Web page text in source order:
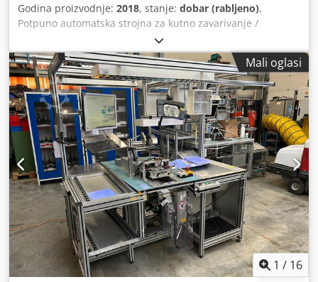
Godina proizvodnje: 2018, stanje: dobar (rabljeno),
Potpuno automatska strojna za kutno zavarivanje /
Potpuno automatska strojna za bočno zavarivanje
Proizvođač: Diez Tip: AWS-C 9070 CS Godina proizvodnje:
2018 Stroj za termo shrink foliju Proizvođač: Diez Tip: HTC
122-40D Godina proizvodnje: 2018 Stranica upravljača: S
lijeve strane, gledajući u smjeru kretanja Širina prolaza:
približno 600 mm Visina prolaza: približno 190 mm Duljina
zavara: približno 900 mm Radna visina / visina trake na
ulazu i izlazu: približno 860 mm + 100 mm Dodpfx Aketzcd
Sskeck Izvedba: Do 30 ciklusa u minuti (ovisno o veličini
paketa i brzini dovoda) Priključni napon: 230 V AC, 50 Hz, 1
faza + N + PE Potrošnja energije: 3,5 kW Nominalna struja:
10 A Isporučuje se s kabelom i Schuko utikačem 16 A
Priključak za komprimirani zrak: 6 bar Vanjske dimenzije:
Duljina: 2600 mm Širina: 2000 mm Visina: 1500 mm 22726
Mali oglasi
1 / 16